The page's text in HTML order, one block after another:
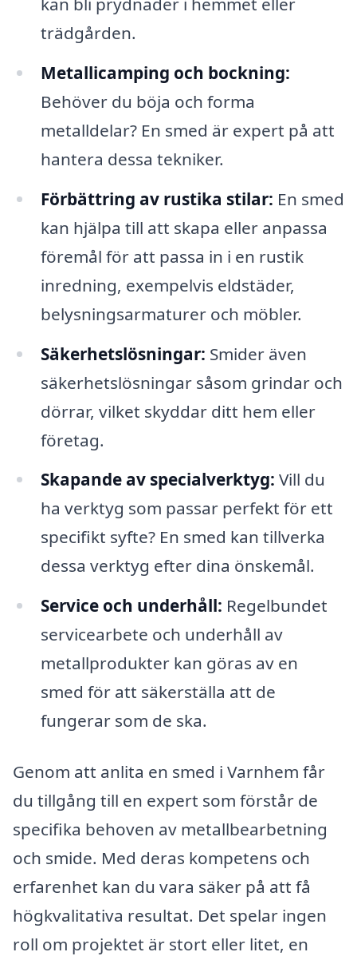
trädgården.
Metallicamping och bockning:
Behöver du böja och forma
metalldelar? En smed är expert på att
hantera dessa tekniker.
Förbättring av rustika stilar: En smed
kan hjälpa till att skapa eller anpassa
föremål för att passa in i en rustik
inredning, exempelvis eldstäder,
belysningsarmaturer och möbler.
Säkerhetslösningar: Smider även
säkerhetslösningar såsom grindar och
dörrar, vilket skyddar ditt hem eller
företag.
Skapande av specialverktyg: Vill du
ha verktyg som passar perfekt för ett
specifikt syfte? En smed kan tillverka
dessa verktyg efter dina önskemål.
Service och underhåll: Regelbundet
servicearbete och underhåll av
metallprodukter kan göras av en
smed för att säkerställa att de
fungerar som de ska.
Genom att anlita en smed i Varnhem får
du tillgång till en expert som förstår de
specifika behoven av metallbearbetning
och smide. Med deras kompetens och
erfarenhet kan du vara säker på att få
högkvalitativa resultat. Det spelar ingen
roll om projektet är stort eller litet, en